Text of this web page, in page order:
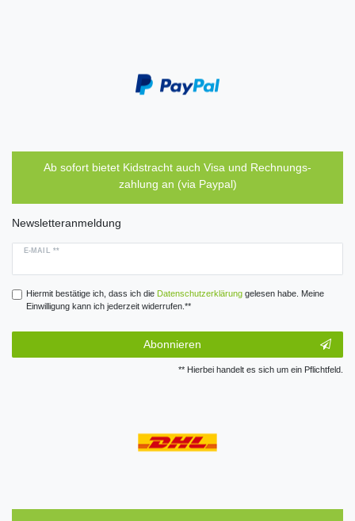
Ab sofort bietet Kidstracht auch Visa und Rechnungs-
zahlung an (via Paypal)
Newsletteranmeldung
E-MAIL **
Hiermit bestätige ich, dass ich die Daten­schutz­erklärunggelesen habe. Meine
Einwilligung kann ich jederzeit widerrufen.**
Abonnieren
** Hierbei handelt es sich um ein Pflichtfeld.